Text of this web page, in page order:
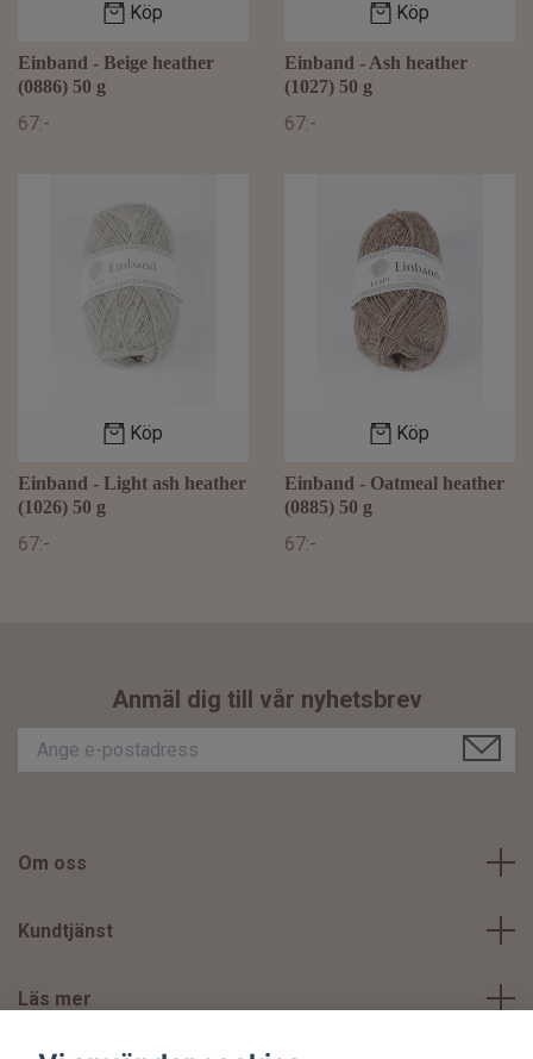
Köp
Einband - Beige heather
(0886) 50 g
67:-
Köp
Einband - Ash heather
(1027) 50 g
67:-
Köp
Einband - Light ash heather
(1026) 50 g
67:-
Köp
Einband - Oatmeal heather
(0885) 50 g
67:-
Anmäl dig till vår nyhetsbrev
Om oss
Kundtjänst
Läs mer